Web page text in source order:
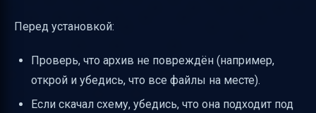
Перед установкой:
Проверь, что архив не повреждён (например,
открой и убедись, что все файлы на месте).
Если скачал схему, убедись, что она подходит под